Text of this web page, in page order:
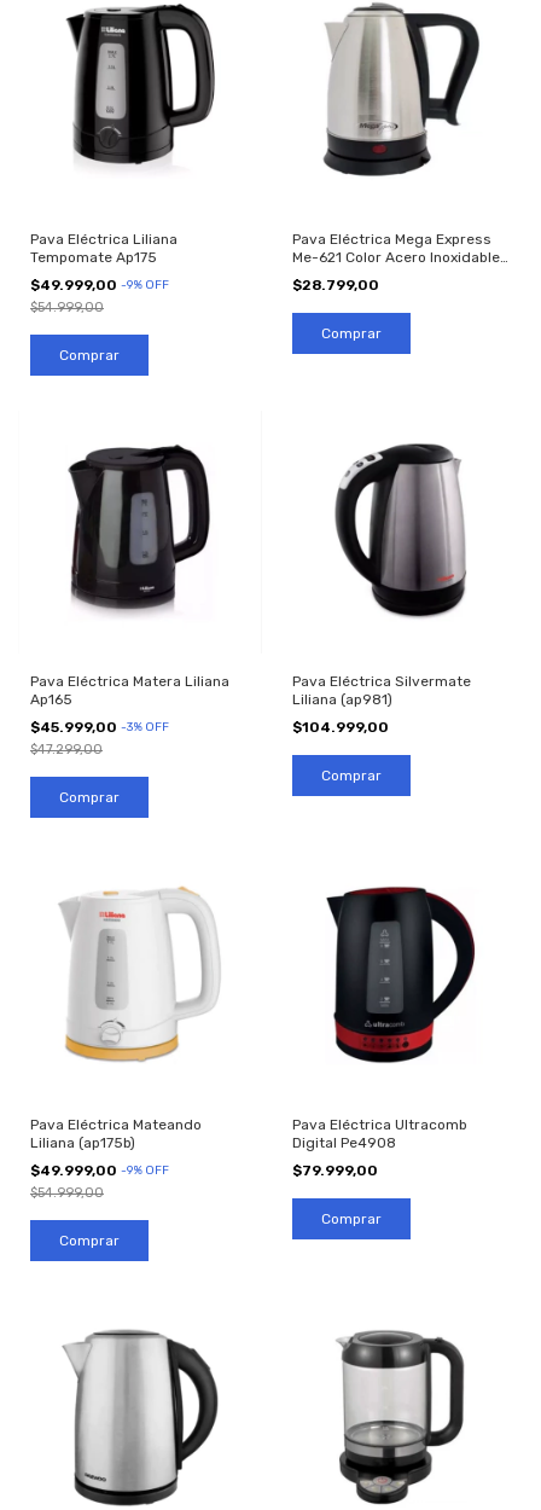
Pava Eléctrica Liliana
Tempomate Ap175
$49.999,00 -9% OFF
$54.999,00
Pava Eléctrica Mega Express
Me-621 Color Acero Inoxidable
$28.799,00
Pava Eléctrica Matera Liliana
Ap165
$45.999,00 -3% OFF
$47.299,00
Pava Eléctrica Silvermate
Liliana (ap981)
$104.999,00
Pava Eléctrica Mateando
Liliana (ap175b)
$49.999,00 -9% OFF
$54.999,00
Pava Eléctrica Ultracomb
Digital Pe4908
$79.999,00